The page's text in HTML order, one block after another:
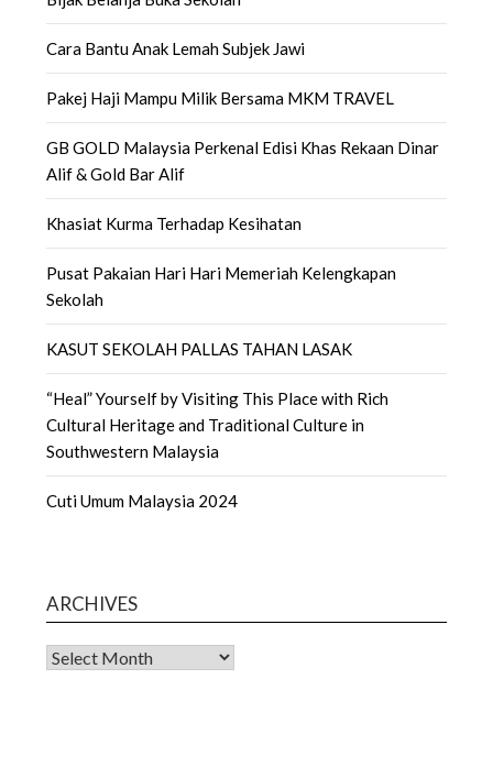
Cara Bantu Anak Lemah Subjek Jawi
Pakej Haji Mampu Milik Bersama MKM TRAVEL
GB GOLD Malaysia Perkenal Edisi Khas Rekaan Dinar
Alif & Gold Bar Alif
Khasiat Kurma Terhadap Kesihatan
Pusat Pakaian Hari Hari Memeriah Kelengkapan
Sekolah
KASUT SEKOLAH PALLAS TAHAN LASAK
“Heal” Yourself by Visiting This Place with Rich
Cultural Heritage and Traditional Culture in
Southwestern Malaysia
Cuti Umum Malaysia 2024
ARCHIVES
Archives